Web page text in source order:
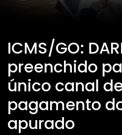
ICMS/GO:
preenchido
único canal
pagamento
apurado